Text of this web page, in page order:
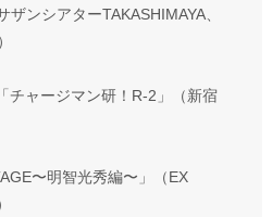
ザンシアターTAKASHIMAYA、
チャージマン研！R-2」（新宿
〜明智光秀編〜」（EX